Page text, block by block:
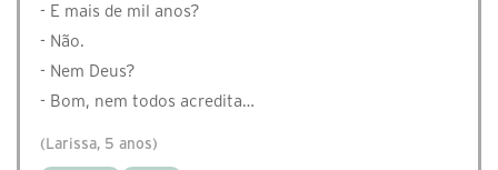
- E mais de mil anos?
- Não.
- Nem Deus?
- Bom, nem todos acredita…
(Larissa, 5 anos)